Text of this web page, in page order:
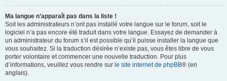
Ma langue n’apparaît pas dans la liste !
Soit les administrateurs n’ont pas installé votre langue sur le forum, soit le
logiciel n’a pas encore été traduit dans votre langue. Essayez de demander à
un administrateur du forum s’il est possible qu’il puisse installer la langue que
vous souhaitez. Si la traduction désirée n’existe pas, vous êtes libre de vous
porter volontaire et commencer une nouvelle traduction. Pour plus
d’informations, veuillez vous rendre sur le site internet de phpBB® (en
anglais).